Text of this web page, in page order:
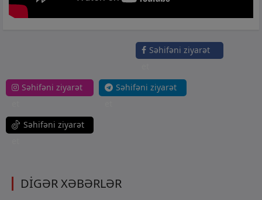
Səhifəni ziyarət
Səhifəni ziyarət
Səhifəni ziyarət
Səhifəni ziyarət
DİGƏR XƏBƏRLƏR